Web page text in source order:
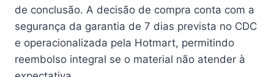
de conclusão. A decisão de compra conta com a
segurança da garantia de 7 dias prevista no CDC
e operacionalizada pela Hotmart, permitindo
reembolso integral se o material não atender à